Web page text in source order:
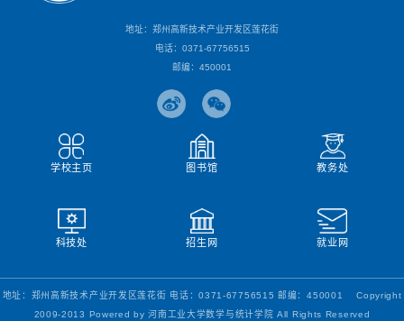
地址：郑州高新技术产业开发区莲花街
电话：0371-67756515
邮编：450001
学校主页 图书馆 教务处
科技处 招生网 就业网
地址：郑州高新技术产业开发区莲花街 电话：0371-67756515 邮编：450001 Copyright
2009-2013 Powered by 河南工业大学数学与统计学院 All Rights Reserved